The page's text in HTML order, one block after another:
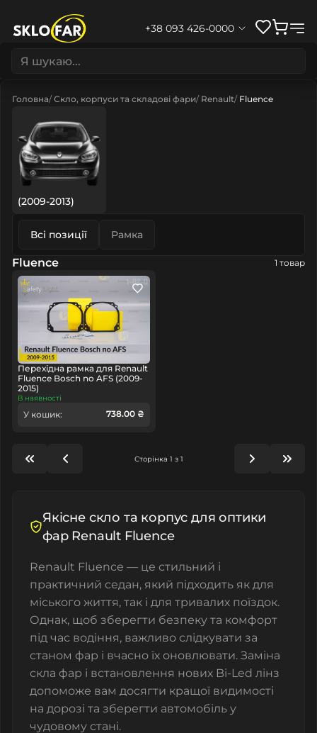
+38 093 426-0000
Головна Скло, корпуси та складові фари Renault Fluence
(2009-2013)
Всі позиції Рамка
Fluence 1 товар
Перехідна рамка для Renault
Fluence Bosch no AFS (2009-
2015)
В наявності
У кошик: 738.00 ₴
Сторінка 1 з 1
Якісне скло та корпус для оптики
фар Renault Fluence
Renault Fluence — це стильний і
практичний седан, який підходить як для
міського життя, так і для тривалих поїздок.
Однак, щоб зберегти безпеку та комфорт
під час водіння, важливо слідкувати за
станом фар і вчасно їх оновлювати. Заміна
скла фар і встановлення нових Bi-Led лінз
допоможе вам досягти кращої видимості
на дорозі та зберегти автомобіль у
чудовому стані.